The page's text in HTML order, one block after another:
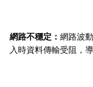
網路不穩定： 網路波
入時資料傳輸受阻，